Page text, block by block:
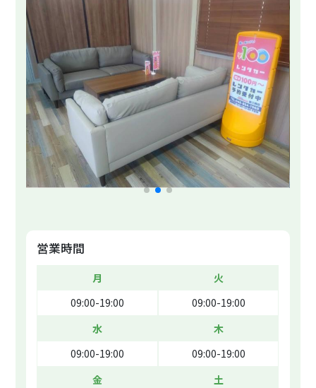
営業時間
月
09:00-19:00
火
09:00-19:00
水
09:00-19:00
木
09:00-19:00
金
土